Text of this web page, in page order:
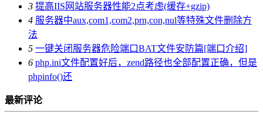
3 提高IIS网站服务器性能2点考虑(缓存+gzip)
4 服务器中aux,com1,com2,prn,con,nul等特殊文件删除方
法
5 一键关闭服务器危险端口BAT文件安防篇[端口介绍]
6 php.ini文件配置好后，zend路径也全部配置正确，但是
phpinfo()还
最新评论